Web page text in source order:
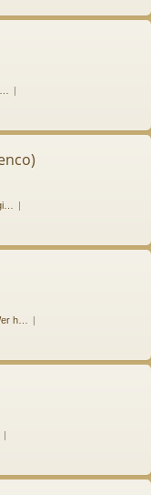
h…